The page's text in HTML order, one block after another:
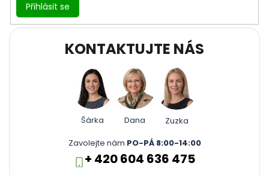
Přihlásit se
KONTAKTUJTE NÁS
Šárka Dana
Zuzka
Zavolejte nám PO-PÁ 8:00-14:00
+ 420 604 636 475